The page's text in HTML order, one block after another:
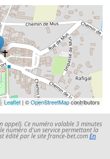
Leaflet | ©OpenStreetMapcontributors
appel). Ce numéro valable 3 minutes
numéro d'un service permettant la
édité par le site france-bet.comEn